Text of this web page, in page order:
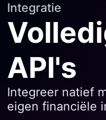
Integratie
API's
Integreer natief
eigen financiële